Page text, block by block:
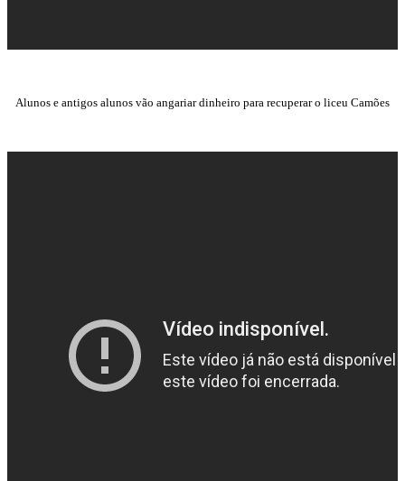
Alunos e antigos alunos vão angariar dinheiro para recuperar o liceu Camões